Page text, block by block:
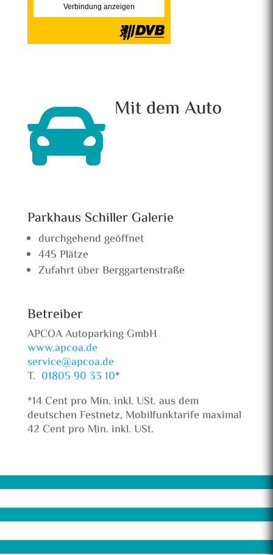
 Mit dem Auto
Parkhaus Schiller Galerie
durchgehend geöffnet
445 Plätze
Zufahrt über Berggartenstraße
Betreiber
APCOA Autoparking GmbH
www.apcoa.de
service@apcoa.de
T. 01805 90 33 10*
*14 Cent pro Min. inkl. USt. aus dem
deutschen Festnetz, Mobilfunktarife maximal
42 Cent pro Min. inkl. USt.